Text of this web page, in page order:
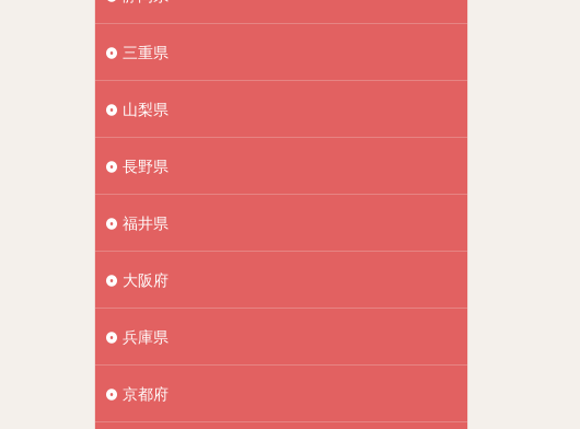
三重県
山梨県
長野県
福井県
大阪府
兵庫県
京都府